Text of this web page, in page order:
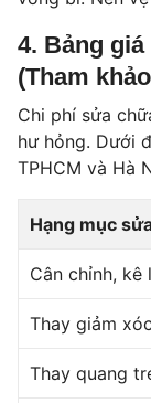
4. Bảng
(Tham
Chi phí sửa
hư hỏng. Dưới
TPHCM và Hà
Hạng mục
Cân chỉnh, kê
Thay giảm
Thay quang